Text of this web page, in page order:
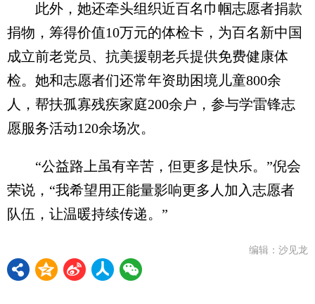
此外，她还牵头组织近百名巾帼志愿者捐款
捐物，筹得价值10万元的体检卡，为百名新中国
成立前老党员、抗美援朝老兵提供免费健康体
检。她和志愿者们还常年资助困境儿童800余
人，帮扶孤寡残疾家庭200余户，参与学雷锋志
愿服务活动120余场次。
“公益路上虽有辛苦，但更多是快乐。”倪会
荣说，“我希望用正能量影响更多人加入志愿者
队伍，让温暖持续传递。”
编辑：沙见龙